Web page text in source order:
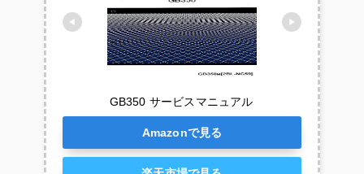
GB350 サービスマニュアル
Amazonで見る